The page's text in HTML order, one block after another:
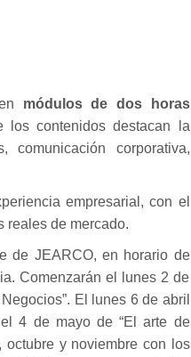
módulos de dos horas
los contenidos destacan la
corporativa,
empresarial, con el
reales de mercado.
de JEARCO, en horario de
Comenzarán el lunes 2 de
El lunes 6 de abril
4 de mayo de “El arte de
octubre y noviembre con los